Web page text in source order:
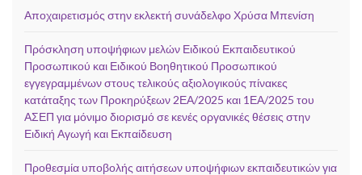
Αποχαιρετισμός στην εκλεκτή συνάδελφο Χρύσα Μπενίση
Πρόσκληση υποψήφιων μελών Ειδικού Εκπαιδευτικού
Προσωπικού και Ειδικού Βοηθητικού Προσωπικού
εγγεγραμμένων στους τελικούς αξιολογικούς πίνακες
κατάταξης των Προκηρύξεων 2ΕΑ/2025 και 1ΕΑ/2025 του
ΑΣΕΠ για μόνιμο διορισμό σε κενές οργανικές θέσεις στην
Ειδική Αγωγή και Εκπαίδευση
Προθεσμία υποβολής αιτήσεων υποψήφιων εκπαιδευτικών για